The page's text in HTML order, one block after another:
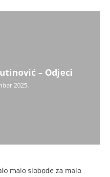
– Odjeci
2025.
malo slobode za malo